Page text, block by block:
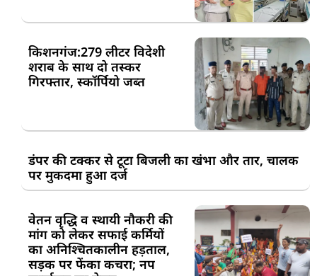
किशनगंज:279 लीटर विदेशी
शराब के साथ दो तस्कर
गिरफ्तार, स्कॉर्पियो जब्त
डंपर की टक्कर से टूटा बिजली का खंभा और तार, चालक
पर मुकदमा हुआ दर्ज
वेतन वृद्धि व स्थायी नौकरी की
मांग को लेकर सफाई कर्मियों
का अनिश्चितकालीन हड़ताल,
सड़क पर फेंका कचरा; नप